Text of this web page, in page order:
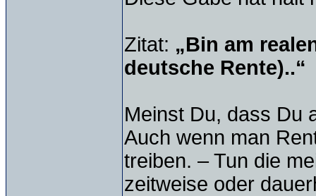
Zitat: „Bin am
deutsche Rente)..“
Meinst Du, dass Du
Auch wenn man
treiben. – Tun die
zeitweise oder